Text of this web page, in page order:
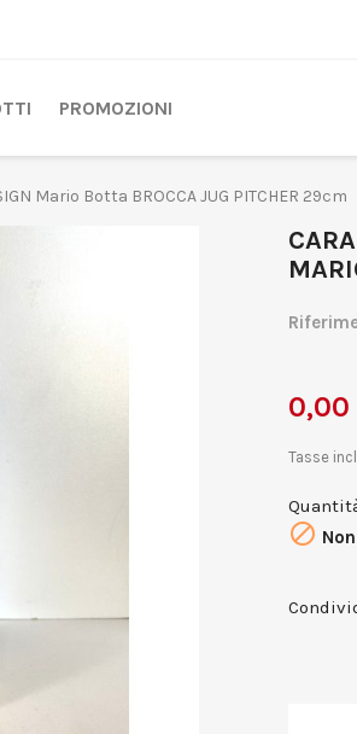
PROMOZIONI
Mario Botta BROCCA JUG PITCHER 29cm
0,00
Tasse
